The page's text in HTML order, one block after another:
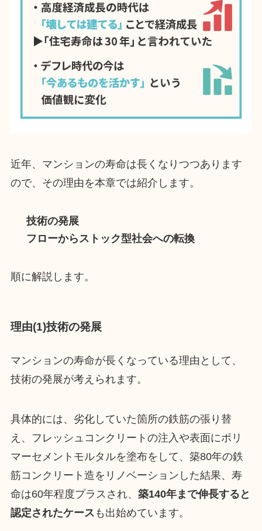
近年、マンションの寿命は長くなりつつあります
ので、その理由を本章では紹介します。
技術の発展
フローからストック型社会への転換
順に解説します。
理由(1)技術の発展
マンションの寿命が長くなっている理由として、
技術の発展が考えられます。
具体的には、劣化していた箇所の鉄筋の張り替
え、フレッシュコンクリートの注入や表面にポリ
マーセメントモルタルを塗布をして、築80年の鉄
筋コンクリート造をリノベーションした結果、寿
命は60年程度プラスされ、 築140年まで伸長すると
認定されたケース も出始めています。